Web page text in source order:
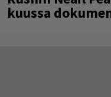
kuussa